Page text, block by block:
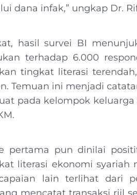
dana infak,” ungkap Dr.
hasil survei BI
terhadap 6.000
tingkat literasi
Temuan ini menjadi
pada kelompok
pertama pun dinilai
literasi ekonomi syariah
lain terlihat dari